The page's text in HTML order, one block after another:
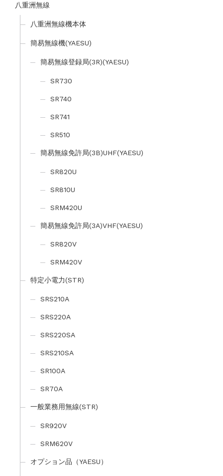
八重洲無線
八重洲無線機本体
簡易無線機(YAESU)
簡易無線登録局(3R)(YAESU)
SR730
SR740
SR741
SR510
簡易無線免許局(3B)UHF(YAESU)
SR820U
SR810U
SRM420U
簡易無線免許局(3A)VHF(YAESU)
SR820V
SRM420V
特定小電力(STR)
SRS210A
SRS220A
SRS220SA
SRS210SA
SR100A
SR70A
一般業務用無線(STR)
SR920V
SRM620V
オプション品（YAESU）